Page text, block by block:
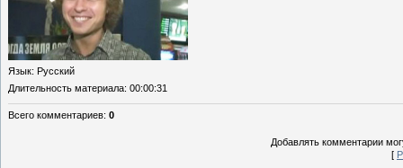
Язык: Русский
Длительность материала: 00:00:31
Всего комментариев: 0
Добавлять комментарии
[